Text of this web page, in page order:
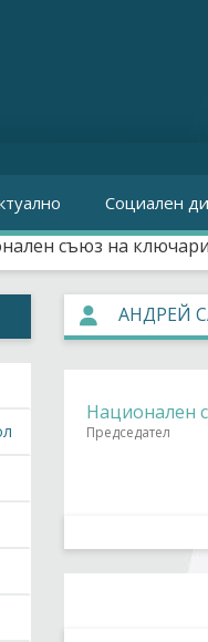
Социален
съюз на
АНДРЕЙ
Национален
Председател